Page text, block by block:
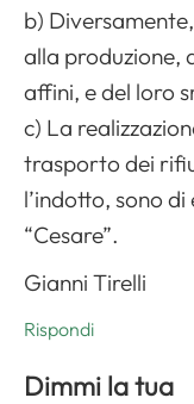
b)
alla produzione,
affini, e del loro
c) La
trasporto dei
l’indotto, sono
“Cesare”.
Gianni Tirelli
Rispondi
Dimmi la tua